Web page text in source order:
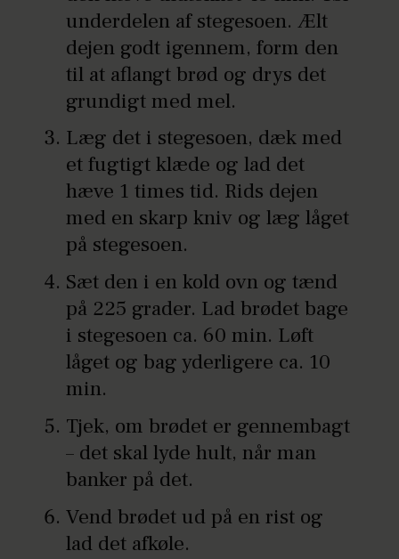
underdelen af stegesoen. Ælt
dejen godt igennem, form den
til at aflangt brød og drys det
grundigt med mel.
Læg det i stegesoen, dæk med
et fugtigt klæde og lad det
hæve 1 times tid. Rids dejen
med en skarp kniv og læg låget
på stegesoen.
Sæt den i en kold ovn og tænd
på 225 grader. Lad brødet bage
i stegesoen ca. 60 min. Løft
låget og bag yderligere ca. 10
min.
Tjek, om brødet er gennembagt
– det skal lyde hult, når man
banker på det.
Vend brødet ud på en rist og
lad det afkøle.